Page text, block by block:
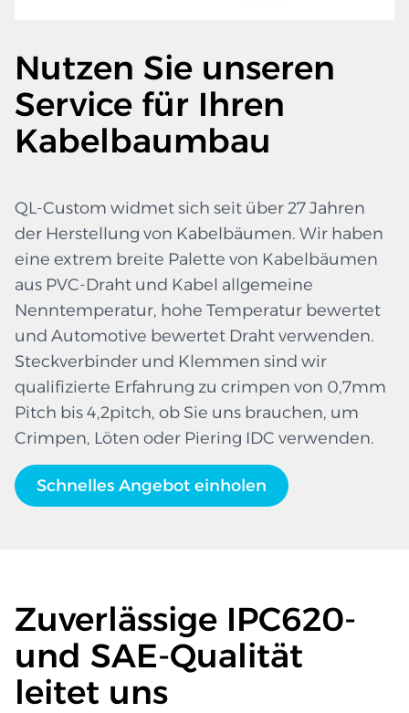
Nutzen Sie unseren
Service für Ihren
Kabelbaumbau
QL-Custom widmet sich seit über 27 Jahren
der Herstellung von Kabelbäumen. Wir haben
eine extrem breite Palette von Kabelbäumen
aus PVC-Draht und Kabel allgemeine
Nenntemperatur, hohe Temperatur bewertet
und Automotive bewertet Draht verwenden.
Steckverbinder und Klemmen sind wir
qualifizierte Erfahrung zu crimpen von 0,7mm
Pitch bis 4,2pitch, ob Sie uns brauchen, um
Crimpen, Löten oder Piering IDC verwenden.
Schnelles Angebot einholen
Zuverlässige IPC620-
und SAE-Qualität
leitet uns